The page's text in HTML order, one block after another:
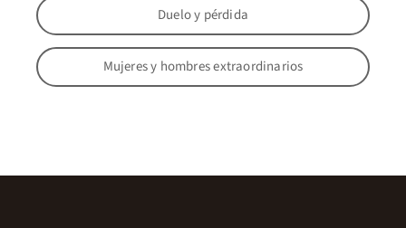
Duelo y pérdida
Mujeres y hombres extraordinarios